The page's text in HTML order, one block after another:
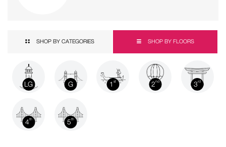
SHOP BY CATEGORIES SHOP BY FLOORS
LG G 1st 2nd 3rd
4th 5th